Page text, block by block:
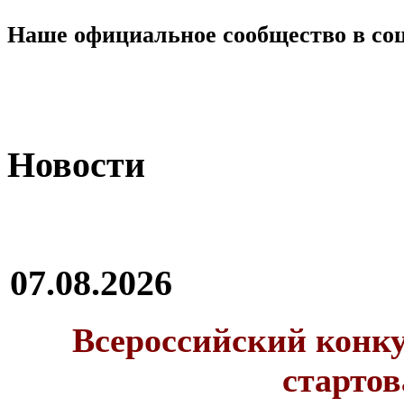
Наше официальное сообщество в
Новости
07.08.2026
Всероссийский